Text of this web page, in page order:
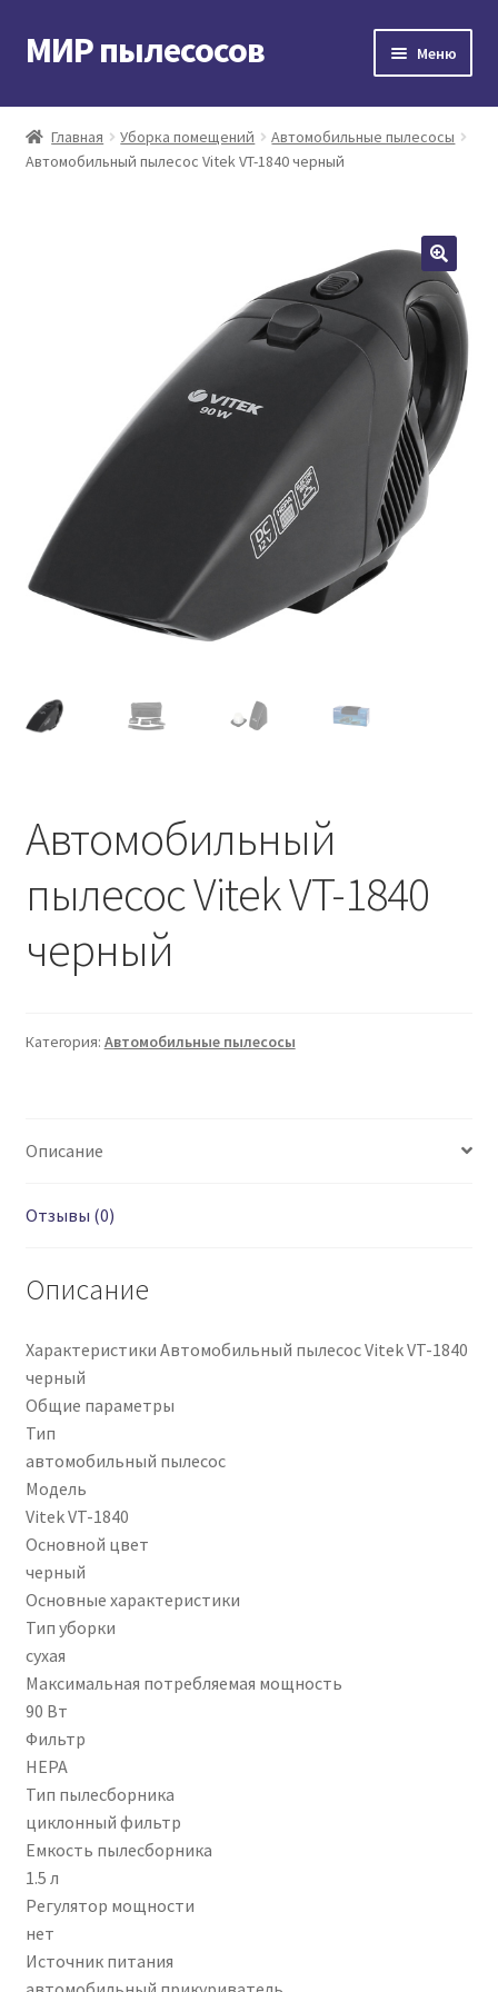
Перейти
к
Перейти
к
МИР пылесосов Меню
Главная
Мой аккаунт
Главная Уборка помещений
Автомобильные пылесосы
Автомобильный пылесос Vitek VT-1840 черный
Автомобильный
пылесос Vitek VT-1840
черный
Категория: Автомобильные пылесосы
Описание
Отзывы (0)
Описание
Характеристики Автомобильный пылесос Vitek VT-1840
черный
Общие параметры
Тип
автомобильный пылесос
Модель
Vitek VT-1840
Основной цвет
черный
Основные характеристики
Тип уборки
сухая
Максимальная потребляемая мощность
90 Вт
Фильтр
HEPA
Тип пылесборника
циклонный фильтр
Емкость пылесборника
1.5 л
Регулятор мощности
нет
Источник питания